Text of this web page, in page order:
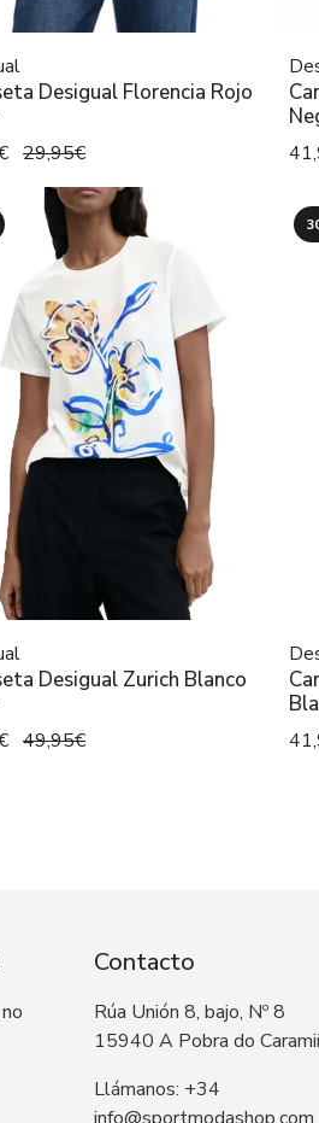
Desigual Florencia Rojo
29,95€
Desigual Zurich Blanco
49,95€
Contacto
Rúa Unión 8, bajo, Nº 8
15940 A Pobra do
Llámanos: +34